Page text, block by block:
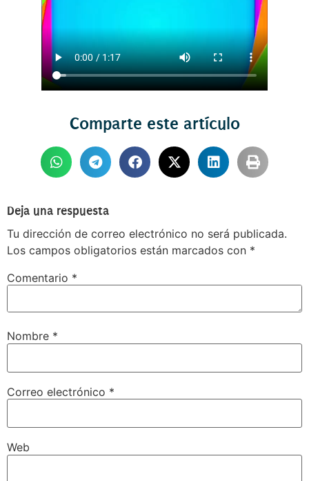
Comparte este artículo
Deja una respuesta
Tu dirección de correo electrónico no será publicada.
Los campos obligatorios están marcados con *
Comentario *
Nombre *
Correo electrónico *
Web